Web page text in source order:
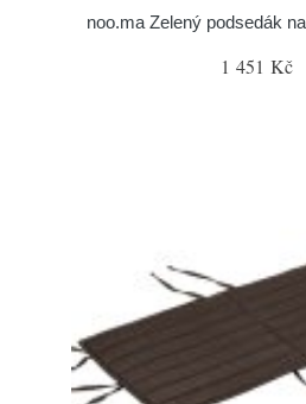
noo.ma Zelený podsedák
1 451 Kč